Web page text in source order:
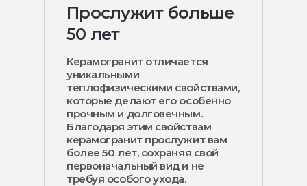
Прослужит больше
50 лет
Керамогранит отличается
уникальными
теплофизическими свойствами,
которые делают его особенно
прочным и долговечным.
Благодаря этим свойствам
керамогранит прослужит вам
более 50 лет, сохраняя свой
первоначальный вид и не
требуя особого ухода.